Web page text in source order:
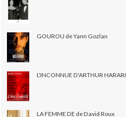
GOUROU de Yann Gozlan
L'INCONNUE D'ARTHUR HARARI
LA FEMME DE de David Roux